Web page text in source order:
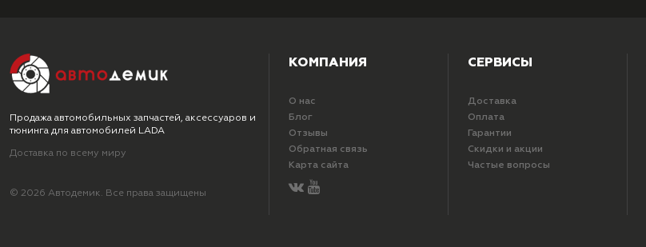
Продажа автомобильных запчастей, аксессуаров и
тюнинга для автомобилей LADA
Доставка по всему миру
© 2026 Автодемик. Все права защищены
КОМПАНИЯ
О нас
Блог
Отзывы
Обратная связь
Карта сайта
СЕРВИСЫ
Доставка
Оплата
Гарантии
Скидки и акции
Частые вопросы